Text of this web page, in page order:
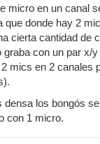
micro en un canal
que donde hay 2
cierta cantidad de
graba con un par x/
mics en 2 canales
densa los bongós
con 1 micro.